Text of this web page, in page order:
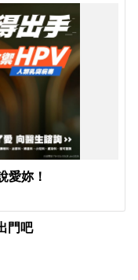
愛妳！
門吧